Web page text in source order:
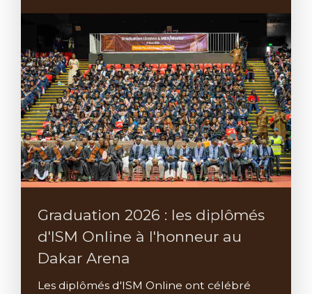
Graduation 2026 : les diplômés
d'ISM Online à l'honneur au
Dakar Arena
Les diplômés d'ISM Online ont célébré